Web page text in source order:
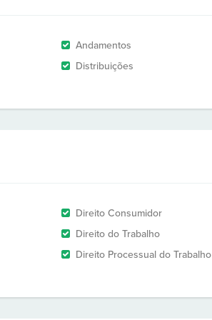
Andamentos
Distribuições
Direito Consumidor
Direito do Trabalho
Direito Processual do Trabalho